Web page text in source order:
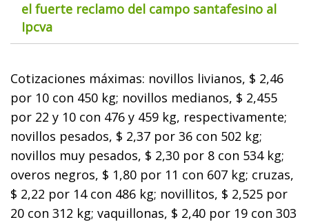
el fuerte reclamo del campo santafesino al
Ipcva
Cotizaciones máximas: novillos livianos, $ 2,46
por 10 con 450 kg; novillos medianos, $ 2,455
por 22 y 10 con 476 y 459 kg, respectivamente;
novillos pesados, $ 2,37 por 36 con 502 kg;
novillos muy pesados, $ 2,30 por 8 con 534 kg;
overos negros, $ 1,80 por 11 con 607 kg; cruzas,
$ 2,22 por 14 con 486 kg; novillitos, $ 2,525 por
20 con 312 kg; vaquillonas, $ 2,40 por 19 con 303